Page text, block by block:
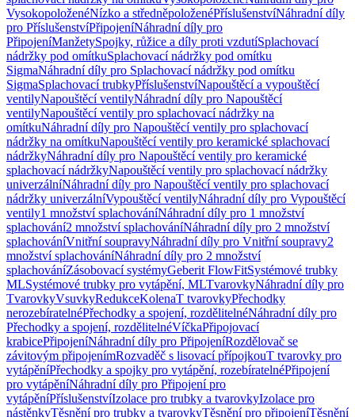
VysokopoloženéNízko a středněpoloženéPříslušenstvíNáhradní díly
pro PříslušenstvíPřipojeníNáhradní díly pro
PřipojeníManžetySpojky, růžice a díly proti vzdutíSplachovací
nádržky pod omítkuSplachovací nádržky pod omítku
SigmaNáhradní díly pro Splachovací nádržky pod omítku
SigmaSplachovací trubkyPříslušenstvíNapouštěcí a vypouštěcí
ventilyNapouštěcí ventilyNáhradní díly pro Napouštěcí
ventilyNapouštěcí ventily pro splachovací nádržky na
omítkuNáhradní díly pro Napouštěcí ventily pro splachovací
nádržky na omítkuNapouštěcí ventily pro keramické splachovací
nádržkyNáhradní díly pro Napouštěcí ventily pro keramické
splachovací nádržkyNapouštěcí ventily pro splachovací nádržky
univerzálníNáhradní díly pro Napouštěcí ventily pro splachovací
nádržky univerzálníVypouštěcí ventilyNáhradní díly pro Vypouštěcí
ventily1 množství splachováníNáhradní díly pro 1 množství
splachování2 množství splachováníNáhradní díly pro 2 množství
splachováníVnitřní soupravyNáhradní díly pro Vnitřní soupravy2
množství splachováníNáhradní díly pro 2 množství
splachováníZásobovací systémyGeberit FlowFitSystémové trubky
MLSystémové trubky pro vytápění, MLTvarovkyNáhradní díly pro
TvarovkyVsuvkyRedukceKolenaT tvarovkyPřechodky
nerozebíratelnéPřechodky a spojení, rozdělitelnéNáhradní díly pro
Přechodky a spojení, rozdělitelnéVíčkaPřipojovací
krabicePřipojeníNáhradní díly pro PřipojeníRozdělovač se
závitovým připojenímRozvaděč s lisovací přípojkouT tvarovky pro
vytápěníPřechodky a spojky pro vytápění, rozebíratelnéPřipojení
pro vytápěníNáhradní díly pro Připojení pro
vytápěníPříslušenstvíIzolace pro trubky a tvarovkyIzolace pro
nástěnkyTěsnění pro trubky a tvarovkyTěsnění pro připojeníTěsnění